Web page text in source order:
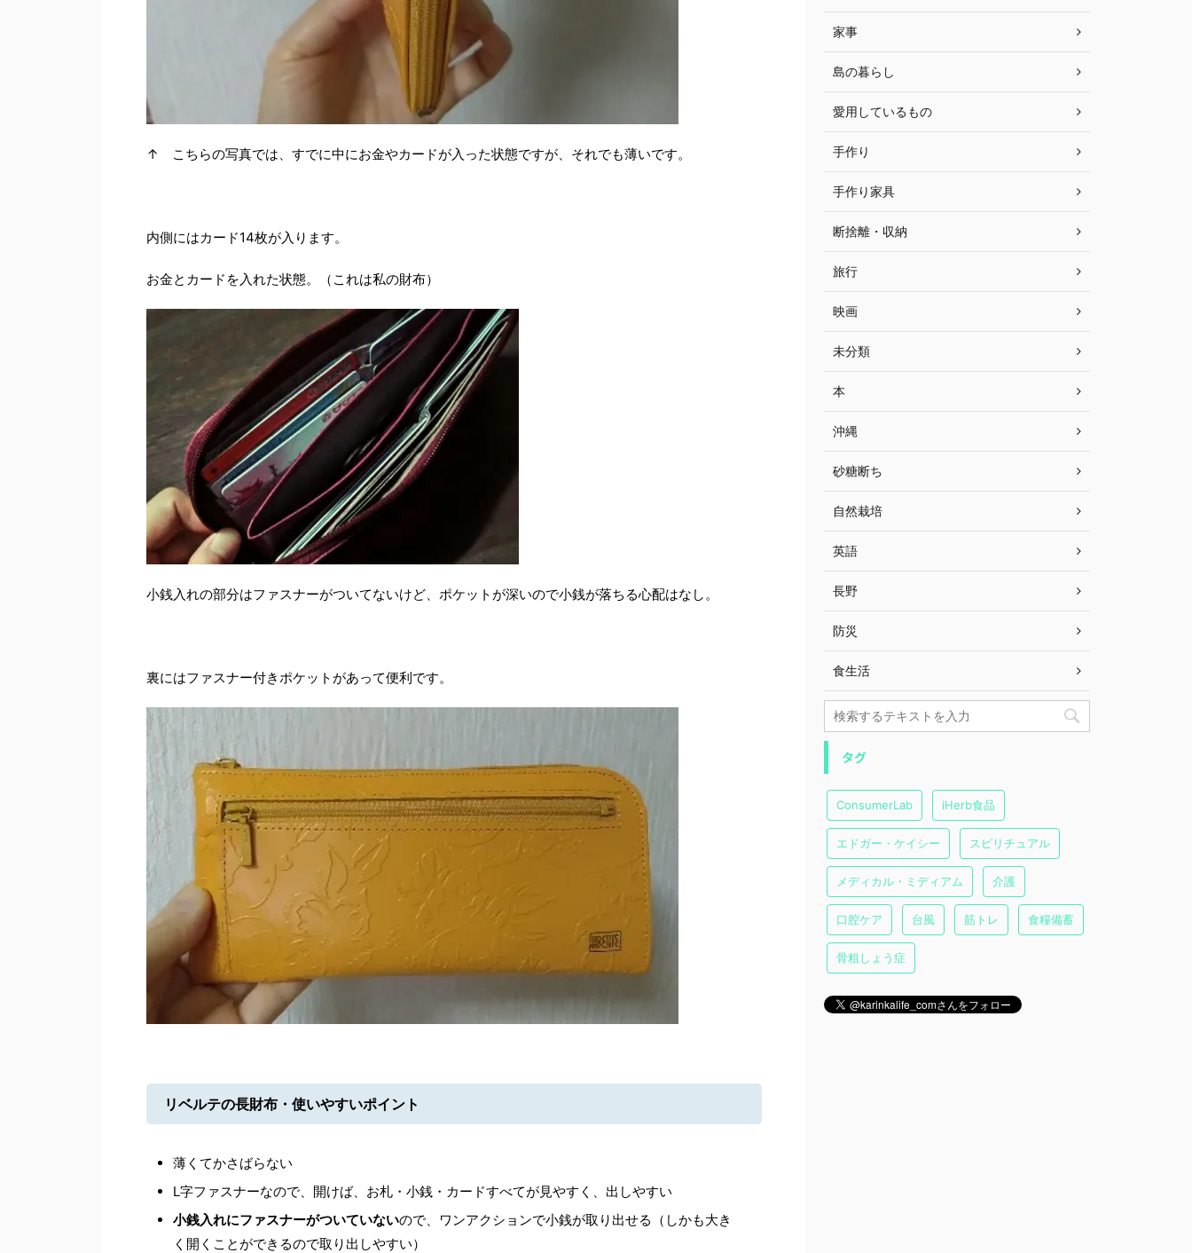
↑ こちらの写真では、すでに中にお金やカードが入った状態ですが、それでも薄いです。
内側にはカード14枚が入ります。
お金とカードを入れた状態。（これは私の財布）
小銭入れの部分はファスナーがついてないけど、ポケットが深いので小銭が落ちる心配はなし。
裏にはファスナー付きポケットがあって便利です。
リベルテの長財布・使いやすいポイント
薄くてかさばらない
L字ファスナーなので、開けば、お札・小銭・カードすべてが見やすく、出しやすい
小銭入れにファスナーがついていないので、ワンアクションで小銭が取り出せる（しかも大き
く開くことができるので取り出しやすい）
家事
島の暮らし
愛用しているもの
手作り
手作り家具
断捨離・収納
旅行
映画
未分類
本
沖縄
砂糖断ち
自然栽培
英語
長野
防災
食生活
タグ
ConsumerLab iHerb食品
エドガー・ケイシー スピリチュアル
メディカル・ミディアム 介護
口腔ケア 台風 筋トレ 食糧備蓄
骨粗しょう症